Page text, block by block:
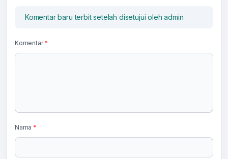
Komentar baru terbit setelah disetujui oleh admin
Komentar*
Nama *